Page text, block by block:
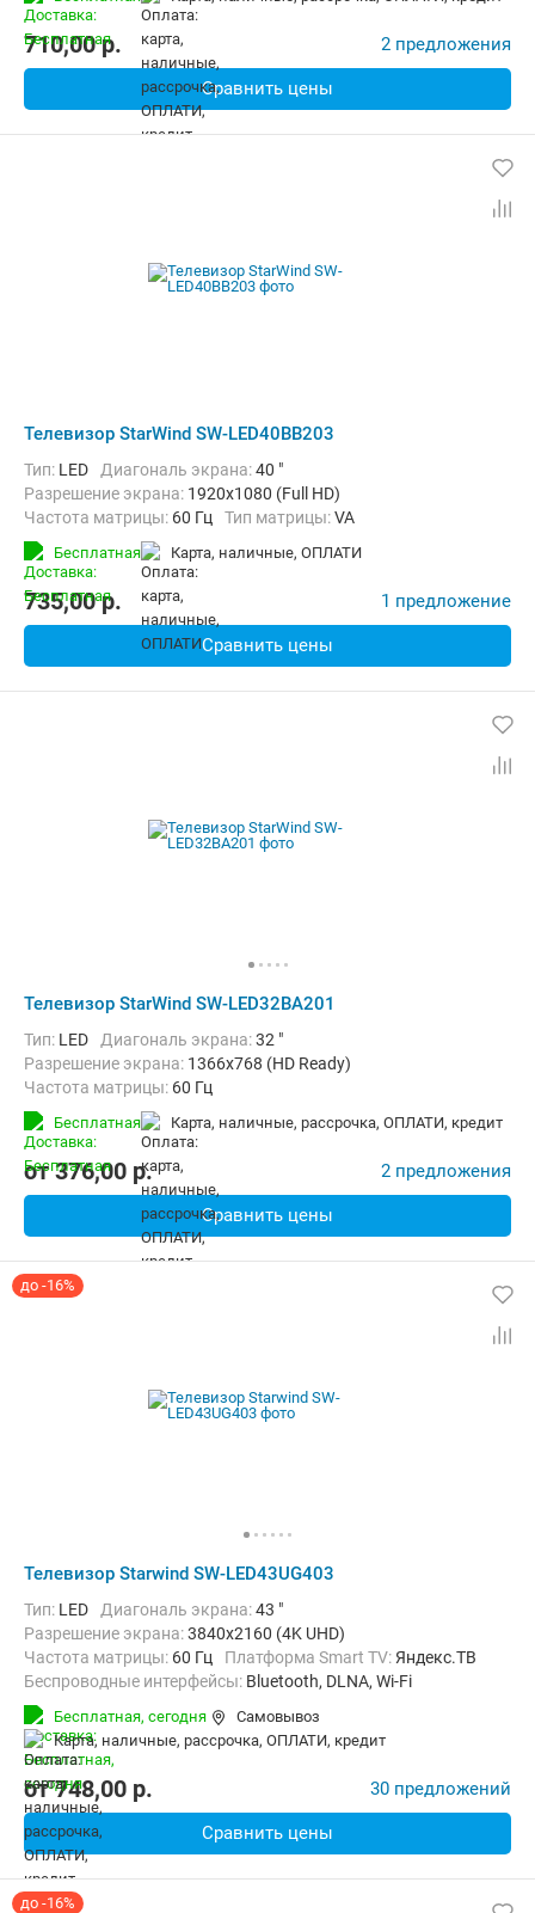
710,00p. 2 предложения
Сравнить цены
Телевизор StarWind SW-LED40BB203
Тип: LED Диагональ экрана:40 "
Разрешение экрана: 1920x1080 (Full HD)
Частота матрицы: 60 Гц Тип матрицы:VA
Бесплатная карта, наличные, ОПЛАТИ
735,00p. 1 предложение
Сравнить цены
Телевизор StarWind SW-LED32BA201
Тип: LED Диагональ экрана:32 "
Разрешение экрана: 1366x768 (HD Ready)
Частота матрицы: 60 Гц
Бесплатная карта, наличные, рассрочка, ОПЛАТИ, кредит
от376,00 p. 2 предложения
Сравнить цены
до -16%
Телевизор Starwind SW-LED43UG403
Тип: LED Диагональ экрана:43 "
Разрешение экрана:3840x2160 (4K UHD)
Частота матрицы: 60 Гц Платформа Smart TV: Яндекс.ТВ
Беспроводные интерфейсы: Bluetooth, DLNA, Wi-Fi
Бесплатная, сегодня
Самовывоз
карта, наличные, рассрочка, ОПЛАТИ, кредит
от748,00 p. 30 предложений
Сравнить цены
до -16%